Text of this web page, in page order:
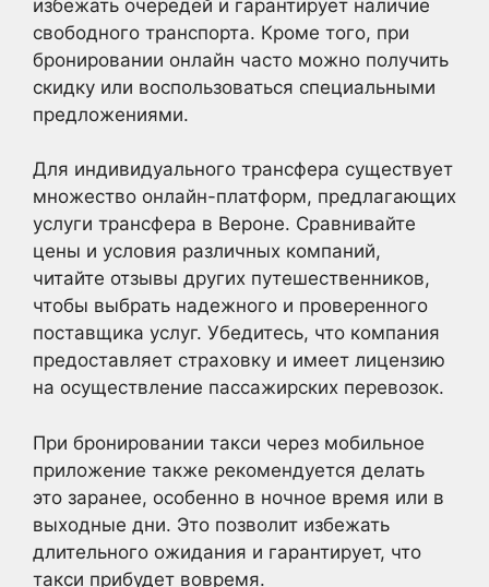
избежать очередей и гарантирует наличие
свободного транспорта. Кроме того, при
бронировании онлайн часто можно получить
скидку или воспользоваться специальными
предложениями.
Для индивидуального трансфера существует
множество онлайн-платформ, предлагающих
услуги трансфера в Вероне. Сравнивайте
цены и условия различных компаний,
читайте отзывы других путешественников,
чтобы выбрать надежного и проверенного
поставщика услуг. Убедитесь, что компания
предоставляет страховку и имеет лицензию
на осуществление пассажирских перевозок.
При бронировании такси через мобильное
приложение также рекомендуется делать
это заранее, особенно в ночное время или в
выходные дни. Это позволит избежать
длительного ожидания и гарантирует, что
такси прибудет вовремя.